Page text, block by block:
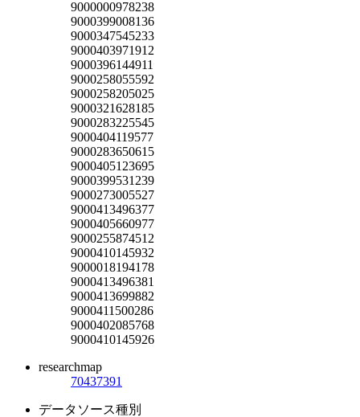
9000000978238
9000399008136
9000347545233
9000403971912
9000396144911
9000258055592
9000258205025
9000321628185
9000283225545
9000404119577
9000283650615
9000405123695
9000399531239
9000273005527
9000413496377
9000405660977
9000255874512
9000410145932
9000018194178
9000413496381
9000413699882
9000411500286
9000402085768
9000410145926
researchmap
70437391
データソース種別